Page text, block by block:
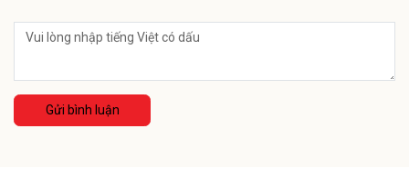
Gửi bình luận